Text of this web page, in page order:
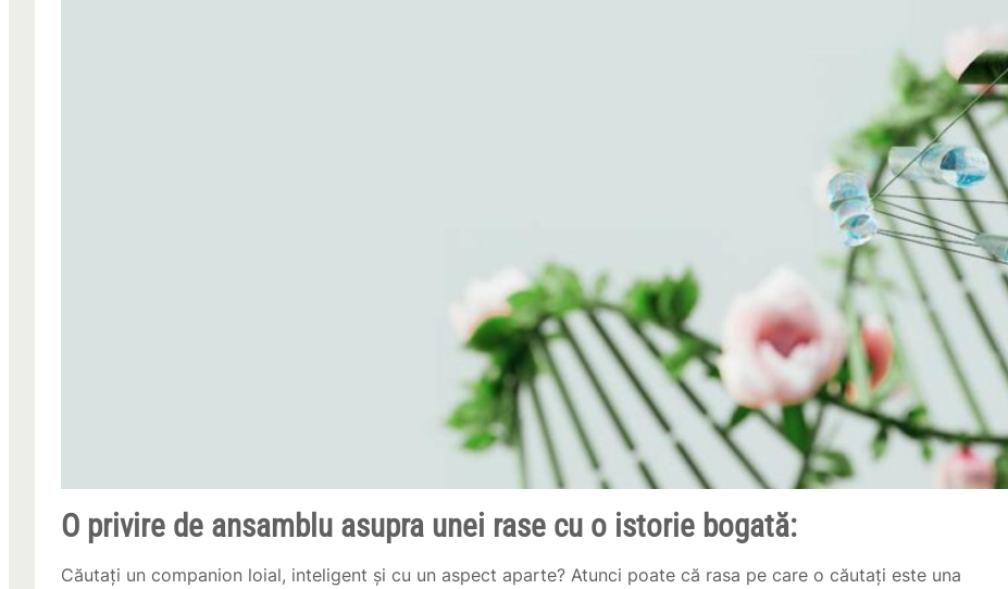
O privire de ansamblu asupra unei rase cu o istorie bogată:
Căutați un companion loial, inteligent și cu un aspect aparte? Atunci poate că rasa pe care o căutați este una